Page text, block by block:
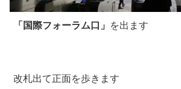
「国際フォーラム口」 を出ます
改札出て正面を歩きます